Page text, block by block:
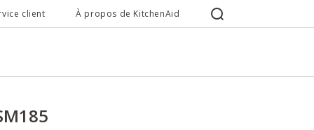
client À propos de KitchenAid